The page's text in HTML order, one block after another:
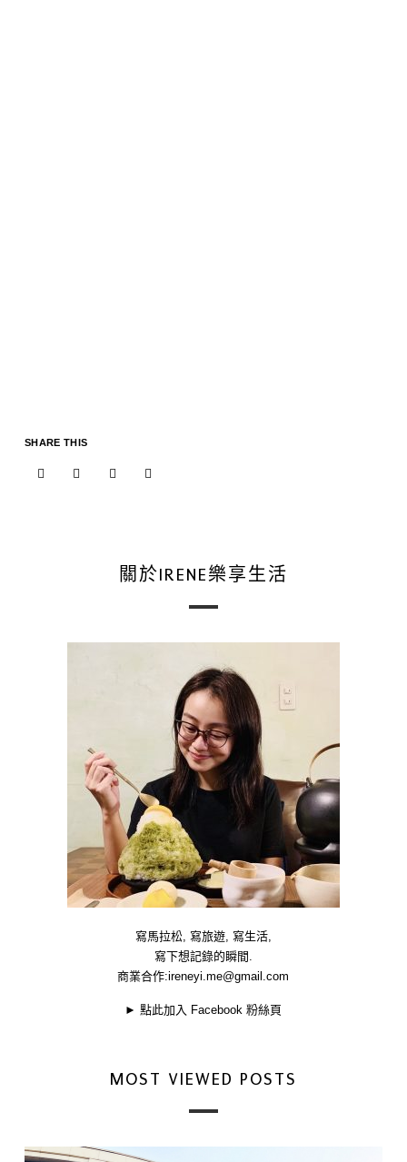
SHARE THIS
關於IRENE樂享生活
寫馬拉松, 寫旅遊, 寫生活,
寫下想記錄的瞬間.
商業合作:ireneyi.me@gmail.com
►點此加入 Facebook 粉絲頁
MOST VIEWED POSTS